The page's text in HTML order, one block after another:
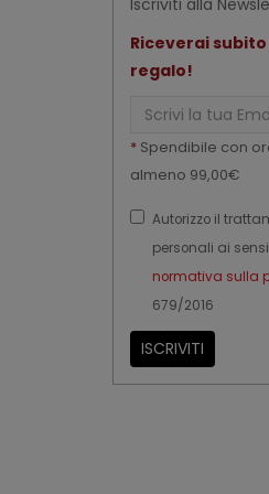
Iscriviti alla
Riceverai subito
regalo!
Email
* Spendibile con
almeno 99,00€
Autorizzo il
personali ai
normativa sulla
679/2016
ISCRIVITI